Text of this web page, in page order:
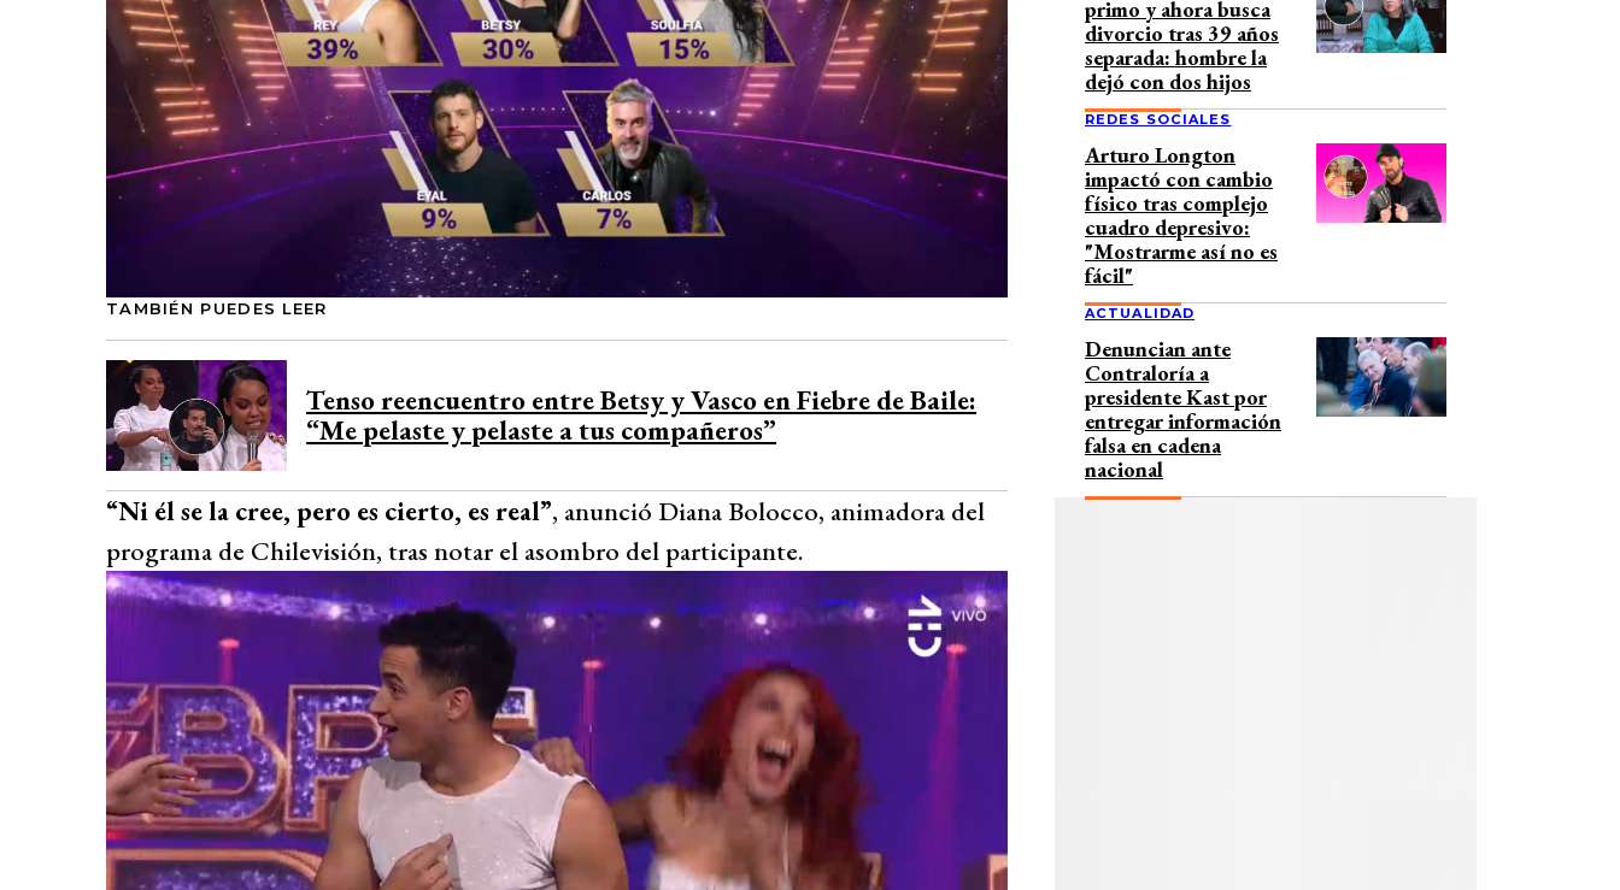
TAMBIÉN PUEDES LEER
Tenso reencuentro entre Betsy y Vasco en Fiebre de Baile:
“Me pelaste y pelaste a tus compañeros”
“Ni él se la cree, pero es cierto, es real”, anunció Diana Bolocco, animadora del
programa de Chilevisión, tras notar el asombro del participante.
primo y ahora busca
divorcio tras 39 años
separada: hombre la
dejó con dos hijos
REDES SOCIALES
Arturo Longton
impactó con cambio
físico tras complejo
cuadro depresivo:
"Mostrarme así no es
fácil"
ACTUALIDAD
Denuncian ante
Contraloría a
presidente Kast por
entregar información
falsa en cadena
nacional